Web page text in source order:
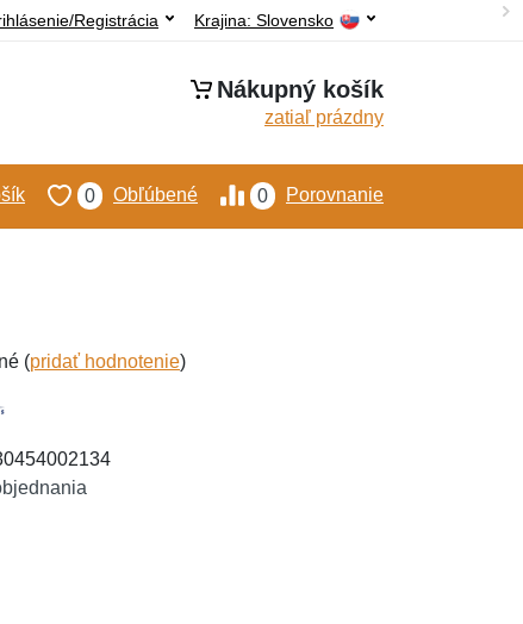
Krajina: Slovensko
Registrácia
Nákupný košík
zatiaľ prázdny
0 Porovnanie
0 Obľúbené
(pridať hodnotenie)